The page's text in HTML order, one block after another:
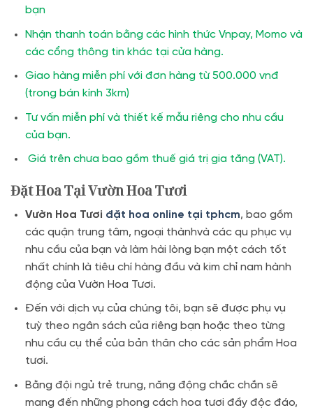
bạn
Nhận thanh toán bằng các hình thức Vnpay, Momo và
các cổng thông tin khác tại cửa hàng.
Giao hàng miễn phí với đơn hàng từ 500.000 vnđ
(trong bán kính 3km)
Tư vấn miễn phí và thiết kế mẫu riêng cho nhu cầu
của bạn.
Giá trên chưa bao gồm thuế giá trị gia tăng (VAT).
Đặt Hoa Tại Vườn Hoa Tươi
Vườn Hoa Tươi đặt hoa online tại tphcm, bao gồm
các quận trung tâm, ngoại thànhvà các qu phục vụ
nhu cầu của bạn và làm hài lòng bạn một cách tốt
nhất chính là tiêu chí hàng đầu và kim chỉ nam hành
động của Vườn Hoa Tươi.
Đến với dịch vụ của chúng tôi, bạn sẽ được phụ vụ
tuỳ theo ngân sách của riêng bạn hoặc theo từng
nhu cầu cụ thể của bản thân cho các sản phẩm Hoa
tươi.
Bằng đội ngủ trẻ trung, năng động chắc chắn sẽ
mang đến những phong cách hoa tươi đầy độc đáo,